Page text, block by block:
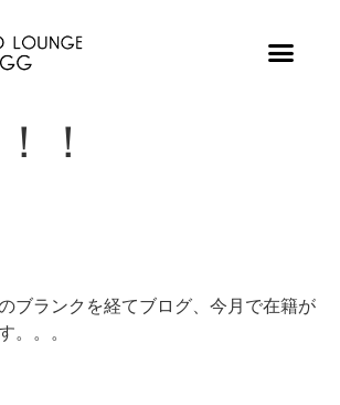
！
ブランクを経てブログ、今月で在籍が
。。。